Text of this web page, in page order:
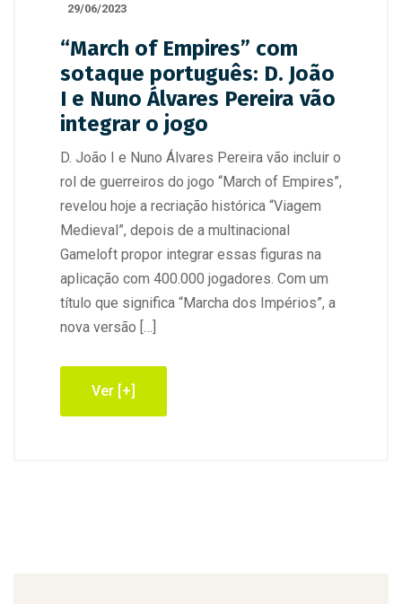
29/06/2023
“March of Empires” com
sotaque português: D. João
I e Nuno Álvares Pereira vão
integrar o jogo
D. João I e Nuno Álvares Pereira vão incluir o
rol de guerreiros do jogo “March of Empires”,
revelou hoje a recriação histórica “Viagem
Medieval”, depois de a multinacional
Gameloft propor integrar essas figuras na
aplicação com 400.000 jogadores. Com um
título que significa “Marcha dos Impérios”, a
nova versão […]
Ver [+]